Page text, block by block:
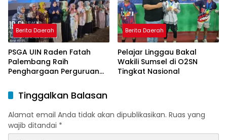
Berita Daerah
PSGA UIN Raden Fatah
Palembang Raih
Penghargaan Perguruan
Peringkat Pratama
Berita Daerah
Pelajar Linggau Bakal
Wakili Sumsel di O2SN
Tingkat Nasional
Tinggalkan Balasan
Alamat email Anda tidak akan dipublikasikan. Ruas yang
wajib ditandai *